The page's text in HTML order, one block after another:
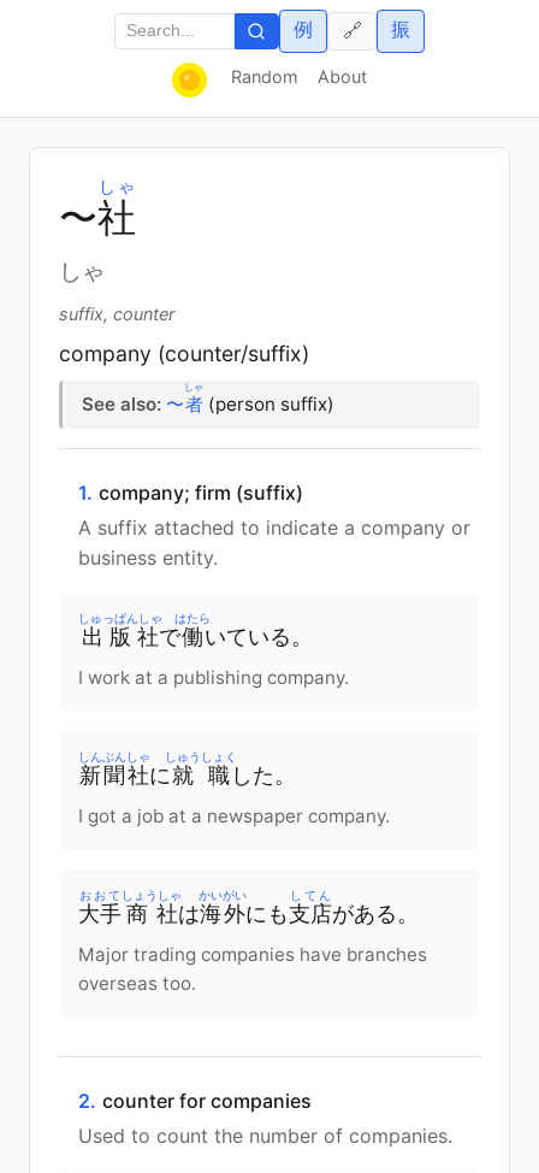
Random About
例 振
🔗
〜社
しゃ
しゃ
suffix, counter
company (counter/suffix)
See also: 〜者
しゃ
(person suffix)
1. company; firm (suffix)
A suffix attached to indicate a company or
business entity.
出版社
しゅっぱんしゃ
で働
はたら
いている 。
I work at a publishing company.
新聞社
しんぶんしゃ
に 就職
しゅうしょく
した 。
I got a job at a newspaper company.
大手
おおて
商社
しょうしゃ
は海外
かいがい
に も支店
してん
がある 。
Major trading companies have branches
overseas too.
2. counter for companies
Used to count the number of companies.